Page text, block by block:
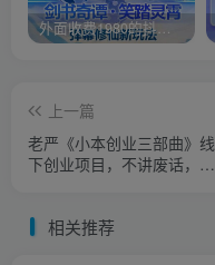
外面收费1980的抖音武动时空直播项目，无需真人出镜，实时互动直播【软件+详细教程】
上一篇
老严《小本创业三部曲》线
下创业项目，不讲废话，都
相关推荐